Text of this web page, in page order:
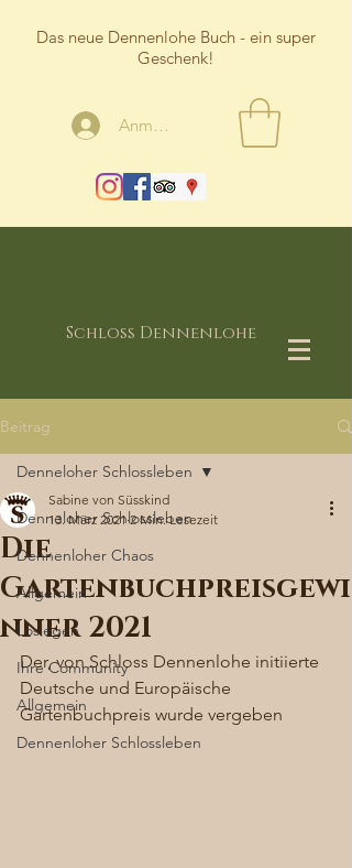
Das neue Dennenlohe Buch - ein super
Geschenk!
Anmelden
Schloss Dennenlohe
Beitrag
Denneloher Schlossleben
Dennenloher Chaos
Allgemein
Loslegen
Ihre Community
Allgemein
Dennenloher Schlossleben
Denneloher Schlossleben
Die
Gartenbuchpreisgewi
nner 2021
Sabine von Süsskind
13. März 2021 2 Min. Lesezeit
Der, von Schloss Dennenlohe initiierte
Deutsche und Europäische
Gartenbuchpreis wurde vergeben